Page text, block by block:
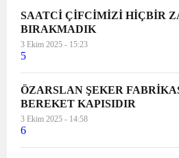
SAATCİ ÇİFCİMİZİ HİÇBİR
BIRAKMADIK
3 Ekim 2025 - 15:23
5
ÖZARSLAN ŞEKER
BEREKET KAPISIDIR
3 Ekim 2025 - 14:58
6